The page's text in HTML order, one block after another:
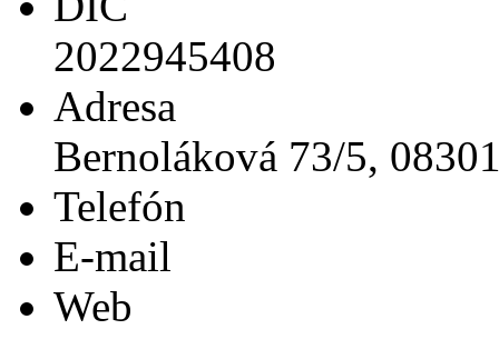
2022945408
Adresa
Bernoláková 73/5,
Telefón
E-mail
Web